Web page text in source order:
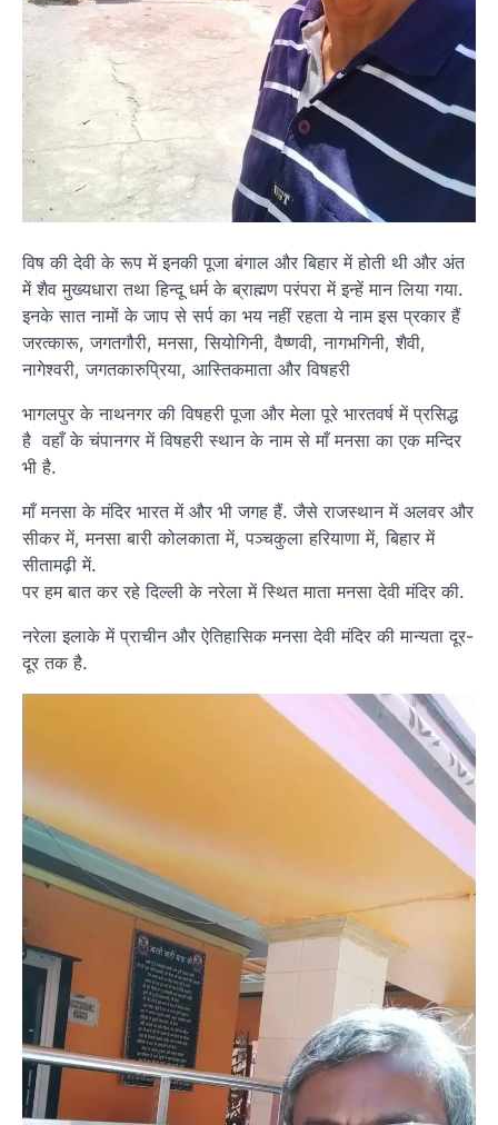
विष की देवी के रूप में इनकी पूजा बंगाल और बिहार में होती थी और अंत
में शैव मुख्यधारा तथा हिन्दू धर्म के ब्राह्मण परंपरा में इन्हें मान लिया गया.
इनके सात नामों के जाप से सर्प का भय नहीं रहता ये नाम इस प्रकार हैं
जरत्कारू, जगतगौरी, मनसा, सियोगिनी, वैष्णवी, नागभगिनी, शैवी,
नागेश्वरी, जगतकारुप्रिया, आस्तिकमाता और विषहरी
भागलपुर के नाथनगर की विषहरी पूजा और मेला पूरे भारतवर्ष में प्रसिद्ध
है वहाँ के चंपानगर में विषहरी स्थान के नाम से माँ मनसा का एक मन्दिर
भी है.
माँ मनसा के मंदिर भारत में और भी जगह हैं. जैसे राजस्थान में अलवर और
सीकर में, मनसा बारी कोलकाता में, पञ्चकुला हरियाणा में, बिहार में
सीतामढ़ी में.
पर हम बात कर रहे दिल्ली के नरेला में स्थित माता मनसा देवी मंदिर की.
नरेला इलाके में प्राचीन और ऐतिहासिक मनसा देवी मंदिर की मान्यता दूर-
दूर तक है.